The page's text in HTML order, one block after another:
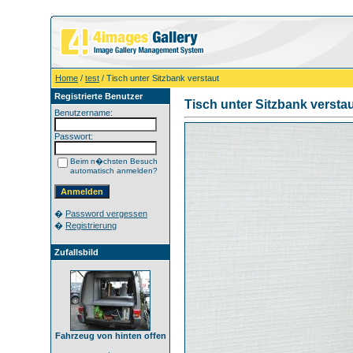
Home / test / Tisch unter Sitzbank verstaut
Registrierte Benutzer
Benutzername:
Passwort:
Beim n�chsten Besuch
automatisch anmelden?
� Password vergessen
� Registrierung
Zufallsbild
Fahrzeug von hinten offen
Tisch unter Sitzbank